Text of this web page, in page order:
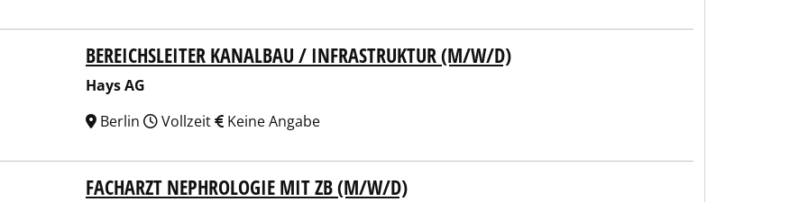
BEREICHSLEITER KANALBAU / INFRASTRUKTUR (M/W/D)
Hays AG
Berlin
Vollzeit Keine Angabe
FACHARZT NEPHROLOGIE MIT ZB (M/W/D)